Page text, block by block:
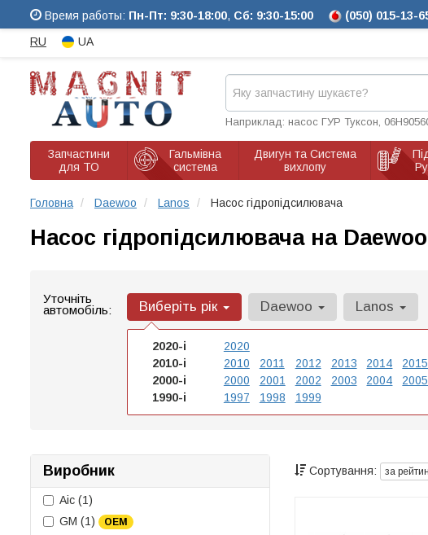
Время работы: Пн-Пт: 9:30-18:00, Сб: 9:30-15:00 (050) 015-13-
RU UA
Наприклад: насос ГУР Туксон,
Запчастини
для ТО
Гальмівна
система
Двигун та Система
вихлопу
Головна Daewoo Lanos Насос гідропідсилювача
Насос гідропідсилювача на
Уточніть
автомобіль:
Виберіть рік
2020-і
2020
2010-і
2010 2011 2012 2013 2014 2015
2000-і
2000 2001 2002 2003 2004 2005
1990-і
1997 1998 1999
Daewoo Lanos
Виробник
Aic (1)
GM (1) OEM
Сортування: за